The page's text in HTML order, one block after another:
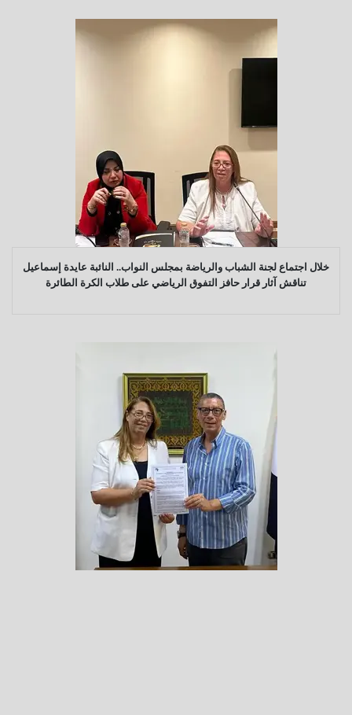
خلال اجتماع لجنة الشباب والرياضة بمجلس النواب.. النائبة عايدة إسماعيل
تناقش آثار قرار حافز التفوق الرياضي على طلاب الكرة الطائرة